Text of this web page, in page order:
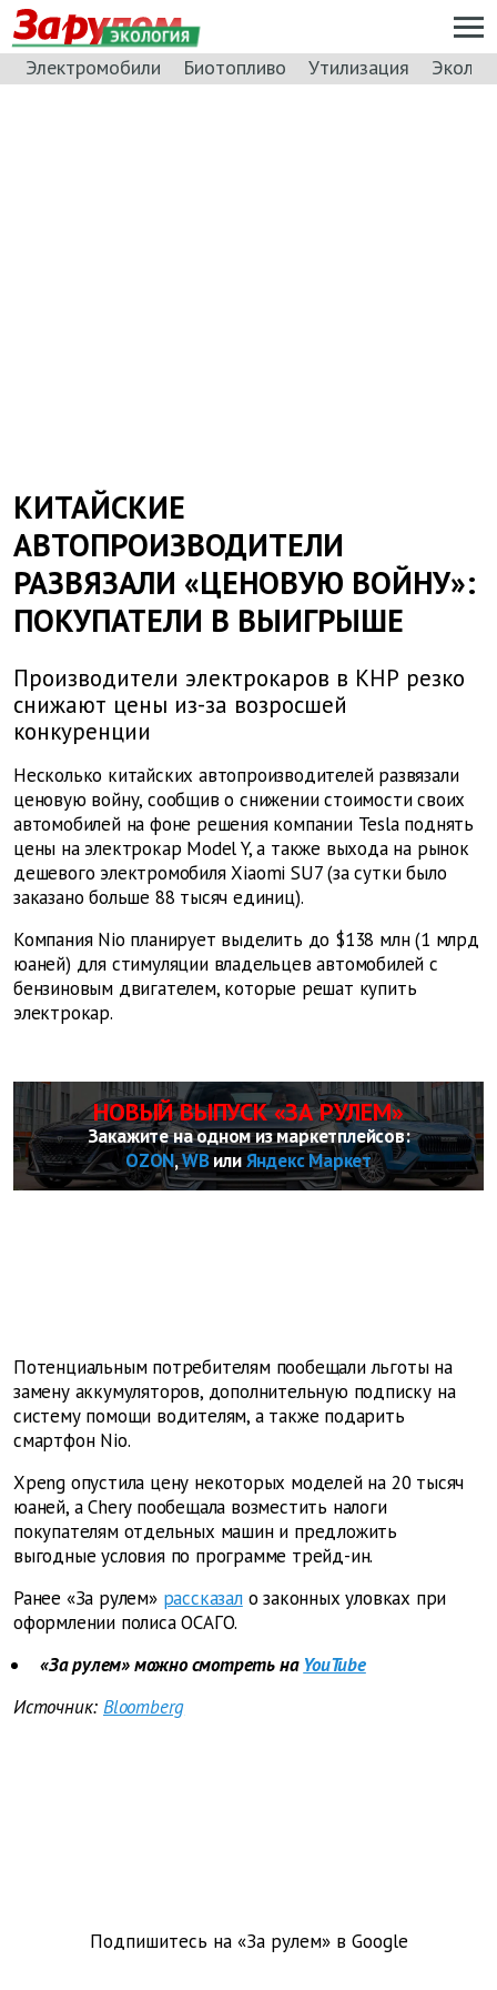
ЭКОЛОГИЯ
Электромобили Биотопливо Утилизация
КИТАЙСКИЕ
АВТОПРОИЗВОДИТЕЛИ
РАЗВЯЗАЛИ «ЦЕНОВУЮ ВОЙНУ»:
ПОКУПАТЕЛИ В ВЫИГРЫШЕ
Производители электрокаров в КНР резко
снижают цены из-за возросшей
конкуренции
Несколько китайских автопроизводителей развязали
ценовую войну, сообщив о снижении стоимости своих
автомобилей на фоне решения компании Tesla поднять
цены на электрокар Model Y, а также выхода на рынок
дешевого электромобиля Xiaomi SU7 (за сутки было
заказано больше 88 тысяч единиц).
Компания Nio планирует выделить до $138 млн (1 млрд
юаней) для стимуляции владельцев автомобилей с
бензиновым двигателем, которые решат купить
электрокар.
НОВЫЙ ВЫПУСК «ЗА РУЛЕМ»
Закажите на одном из маркетплейсов:
OZON,WBилиЯндекс Маркет
Потенциальным потребителям пообещали льготы на
замену аккумуляторов, дополнительную подписку на
систему помощи водителям, а также подарить
смартфон Nio.
Xpeng опустила цену некоторых моделей на 20 тысяч
юаней, а Chery пообещала возместить налоги
покупателям отдельных машин и предложить
выгодные условия по программе трейд-ин.
Ранее «За рулем» рассказало законных уловках при
оформлении полиса ОСАГО.
«За рулем» можно смотреть на YouTube
Источник: Bloomberg
Подпишитесь на «За рулем» в Google